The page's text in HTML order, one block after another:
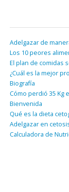
Adelgazar de
Los 10 peores
El plan de comidas
¿Cuál es la mejor
Biografía
Cómo perdió 35 Kg
Bienvenida
Qué es la dieta
Adelgazar en
Calculadora de